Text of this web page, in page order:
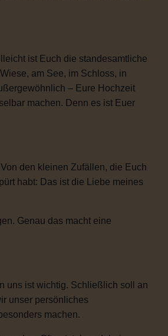
ist Euch die standesamtliche
am See, im Schloss, in
– Eure Hochzeit
machen. Denn es ist Euer
den kleinen Zufällen, die Euch
habt: Das ist die Liebe meines
Genau das macht eine
uns ist wichtig. Schließlich soll an
unser persönliches
machen.